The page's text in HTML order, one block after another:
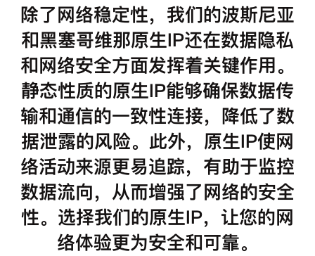
除了网络稳定性，我们的波斯尼亚
和黑塞哥维那原生IP还在数据隐私
和网络安全方面发挥着关键作用。
静态性质的原生IP能够确保数据传
输和通信的一致性连接，降低了数
据泄露的风险。此外，原生IP使网
络活动来源更易追踪，有助于监控
数据流向，从而增强了网络的安全
性。选择我们的原生IP，让您的网
络体验更为安全和可靠。